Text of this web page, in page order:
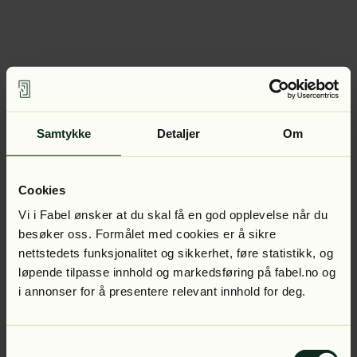
Samtykke Detaljer Om
Cookies
Vi i Fabel ønsker at du skal få en god opplevelse når du
besøker oss. Formålet med cookies er å sikre
nettstedets funksjonalitet og sikkerhet, føre statistikk, og
løpende tilpasse innhold og markedsføring på fabel.no og
i annonser for å presentere relevant innhold for deg.